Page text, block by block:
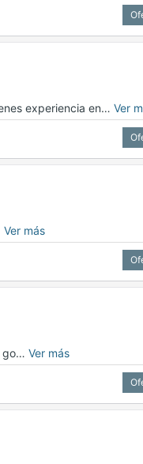
experiencia en… Ver
Ver más
go… Ver más